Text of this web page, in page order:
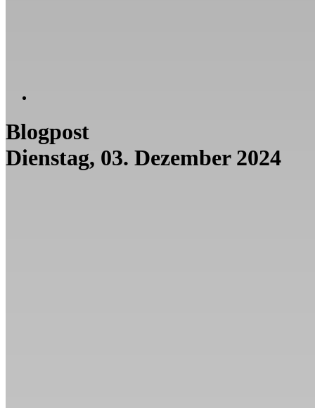
Blogpost
Dienstag, 03. Dezember 2024